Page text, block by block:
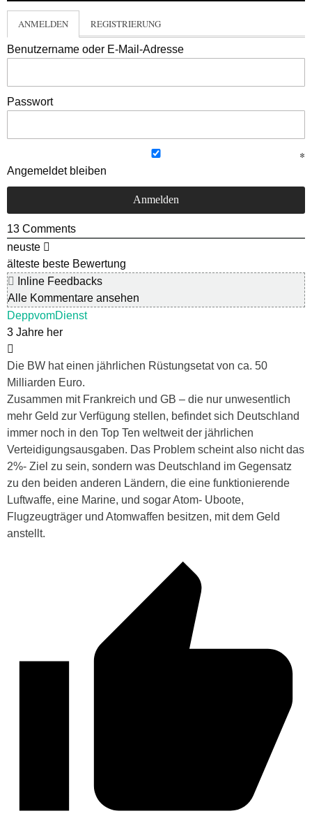
ANMELDEN REGISTRIERUNG
Benutzername oder E-Mail-Adresse
Passwort
Angemeldet bleiben
13 Comments
neuste
älteste beste Bewertung
Inline Feedbacks
Alle Kommentare ansehen
DeppvomDienst
3 Jahre her
Die BW hat einen jährlichen Rüstungsetat von ca. 50
Milliarden Euro.
Zusammen mit Frankreich und GB – die nur unwesentlich
mehr Geld zur Verfügung stellen, befindet sich Deutschland
immer noch in den Top Ten weltweit der jährlichen
Verteidigungsausgaben. Das Problem scheint also nicht das
2%- Ziel zu sein, sondern was Deutschland im Gegensatz
zu den beiden anderen Ländern, die eine funktionierende
Luftwaffe, eine Marine, und sogar Atom- Uboote,
Flugzeugträger und Atomwaffen besitzen, mit dem Geld
anstellt.